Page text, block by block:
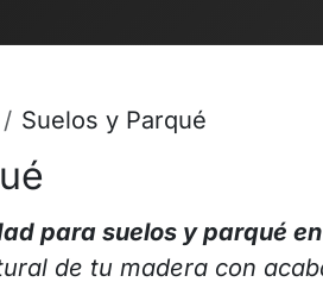
Suelos y Parqué
para suelos y parqué
de tu madera con